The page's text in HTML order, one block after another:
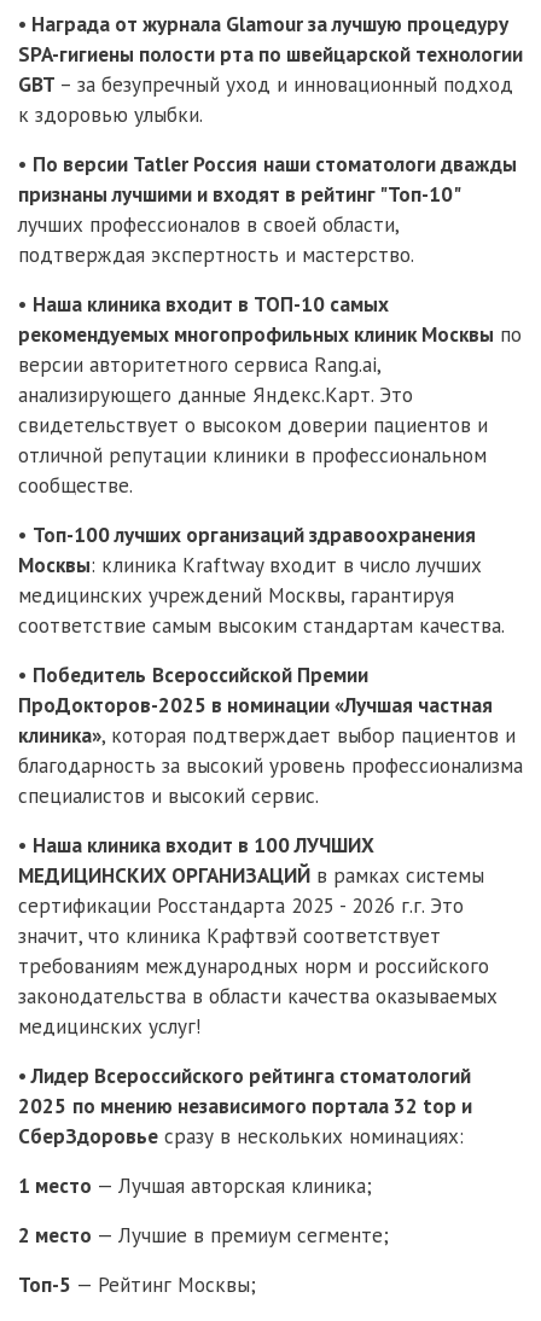
• Награда от журнала Glamour за лучшую процедуру
SPA-гигиены полости рта по швейцарской технологии
GBT – за безупречный уход и инновационный подход
к здоровью улыбки.
• По версии Tatler Россия наши стоматологи дважды
признаны лучшими и входят в рейтинг "Топ-10"
лучших профессионалов в своей области,
подтверждая экспертность и мастерство.
• Наша клиника входит в ТОП-10 самых
рекомендуемых многопрофильных клиник Москвы по
версии авторитетного сервиса Rang.ai,
анализирующего данные Яндекс.Карт. Это
свидетельствует о высоком доверии пациентов и
отличной репутации клиники в профессиональном
сообществе.
• Топ-100 лучших организаций здравоохранения
Москвы: клиника Kraftway входит в число лучших
медицинских учреждений Москвы, гарантируя
соответствие самым высоким стандартам качества.
• Победитель Всероссийской Премии
ПроДокторов-2025 в номинации «Лучшая частная
клиника», которая подтверждает выбор пациентов и
благодарность за высокий уровень профессионализма
специалистов и высокий сервис.
• Наша клиника входит в 100 ЛУЧШИХ
МЕДИЦИНСКИХ ОРГАНИЗАЦИЙ в рамках системы
сертификации Росстандарта 2025 - 2026 г.г. Это
значит, что клиника Крафтвэй соответствует
требованиям международных норм и российского
законодательства в области качества оказываемых
медицинских услуг!
•Лидер Всероссийского рейтинга стоматологий
2025 по мнению независимого портала 32 top и
СберЗдоровье сразу в нескольких номинациях:
1 место — Лучшая авторская клиника;
2 место — Лучшие в премиум сегменте;
Топ-5 — Рейтинг Москвы;